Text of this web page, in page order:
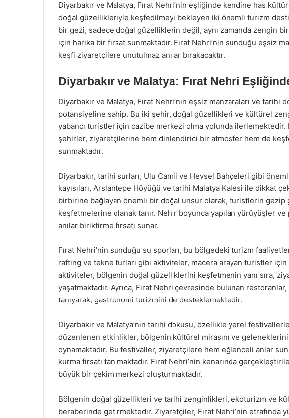
Diyarbakır ve Malatya, Fırat Nehri’nin eşliğinde kendine has
doğal güzellikleriyle keşfedilmeyi bekleyen iki önemli turizm
bir gezi, sadece doğal güzelliklerin değil, aynı zamanda zengin bir
için harika bir fırsat sunmaktadır. Fırat Nehri’nin sunduğu eşsiz
keşfi ziyaretçilere unutulmaz anılar bırakacaktır.
Diyarbakır ve Malatya: Fırat Nehri
Diyarbakır ve Malatya, Fırat Nehri’nin eşsiz manzaraları ve tarihi
potansiyeline sahip. Bu iki şehir, doğal güzellikleri ve kültürel
yabancı turistler için cazibe merkezi olma yolunda ilerlemektedir.
şehirler, ziyaretçilerine hem dinlendirici bir atmosfer hem de
sunmaktadır.
Diyarbakır, tarihi surları, Ulu Camii ve Hevsel Bahçeleri gibi önemli
kayısıları, Arslantepe Höyüğü ve tarihi Malatya Kalesi ile dikkat
birbirine bağlayan önemli bir doğal unsur olarak, turistlerin gezip
keşfetmelerine olanak tanır. Nehir boyunca yapılan yürüyüşler
anılar biriktirme fırsatı sunar.
Fırat Nehri’nin sunduğu su sporları, bu bölgedeki turizm
rafting ve tekne turları gibi aktiviteler, macera arayan turistler
aktiviteler, bölgenin doğal güzelliklerini keşfetmenin yanı sıra,
yaşatmaktadır. Ayrıca, Fırat Nehri çevresinde bulunan
tanıyarak, gastronomi turizmini de desteklemektedir.
Diyarbakır ve Malatya’nın tarihi dokusu, özellikle yerel
düzenlenen etkinlikler, bölgenin kültürel mirasını ve
oynamaktadır. Bu festivaller, ziyaretçilere hem eğlenceli anlar
kurma fırsatı tanımaktadır. Fırat Nehri’nin kenarında
büyük bir çekim merkezi oluşturmaktadır.
Bölgenin doğal güzellikleri ve tarihi zenginlikleri, ekoturizm ve
beraberinde getirmektedir. Ziyaretçiler, Fırat Nehri’nin etrafında